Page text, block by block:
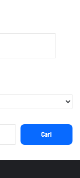
Cari
untuk: